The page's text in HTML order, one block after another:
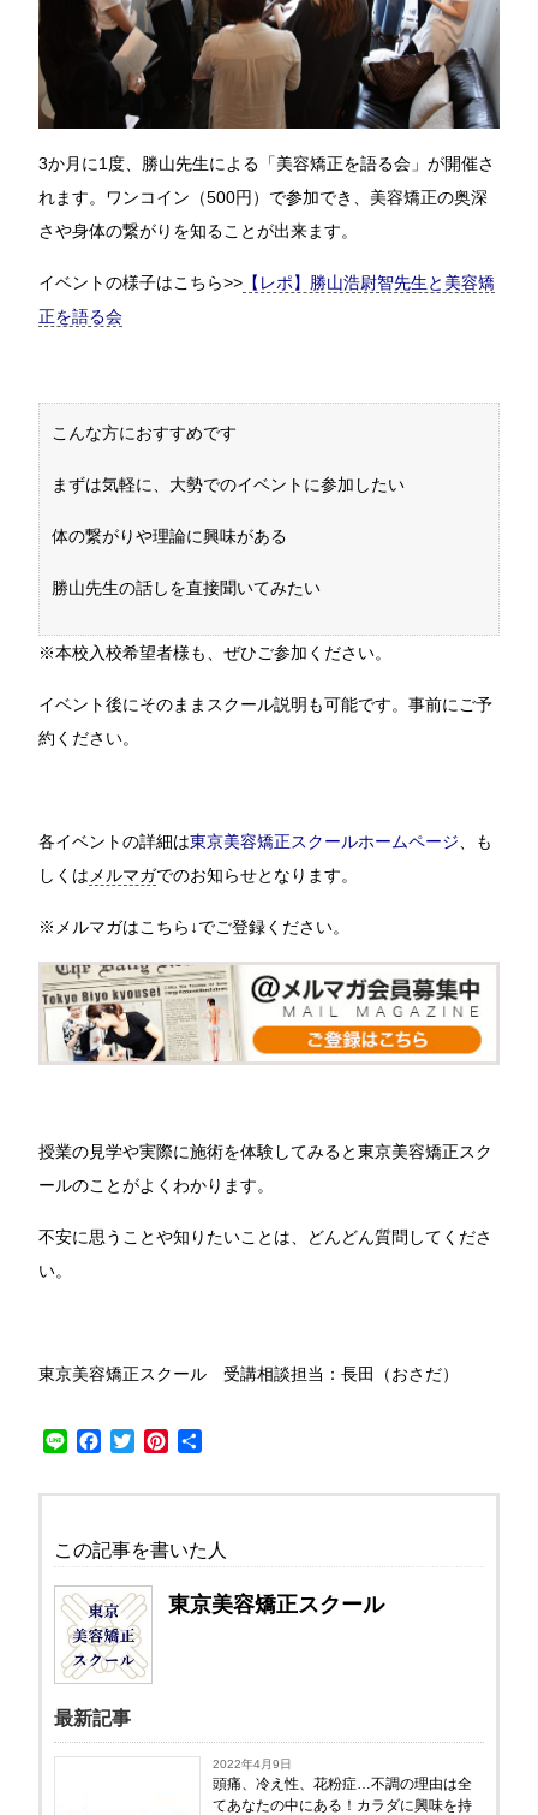
3か月に1度、勝山先生による「美容矯正を語る会」が開催さ
れます。ワンコイン（500円）で参加でき、美容矯正の奥深
さや身体の繋がりを知ることが出来ます。
イベントの様子はこちら>> 【レポ】勝山浩尉智先生と美容矯
正を語る会
こんな方におすすめです
まずは気軽に、大勢でのイベントに参加したい
体の繋がりや理論に興味がある
勝山先生の話しを直接聞いてみたい
※本校入校希望者様も、ぜひご参加ください。
イベント後にそのままスクール説明も可能です。事前にご予
約ください。
各イベントの詳細は東京美容矯正スクールホームページ 、も
しくは メルマガでのお知らせとなります。
※メルマガはこちら↓でご登録ください。
授業の見学や実際に施術を体験してみると東京美容矯正スク
ールのことがよくわかります。
不安に思うことや知りたいことは、どんどん質問してくださ
い。
東京美容矯正スクール 受講相談担当：長田（おさだ）
Line Facebook
TwitterPinterest
この記事を書いた人
東京美容矯正スクール
最新記事
2022年4月9日
頭痛、冷え性、花粉症…不調の理由は全
てあなたの中にある！カラダに興味を持